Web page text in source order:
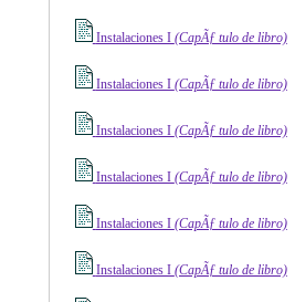
Instalaciones I (CapÃƒ ­tulo de libro)
Instalaciones I (CapÃƒ ­tulo de libro)
Instalaciones I (CapÃƒ ­tulo de libro)
Instalaciones I (CapÃƒ ­tulo de libro)
Instalaciones I (CapÃƒ ­tulo de libro)
Instalaciones I (CapÃƒ ­tulo de libro)